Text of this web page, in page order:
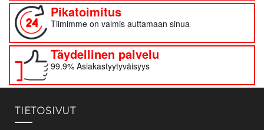
Pikatoimitus
Tiimimme on valmis auttamaan sinua
Täydellinen palvelu
99.9% Asiakastyytyväisyys
TIETOSIVUT